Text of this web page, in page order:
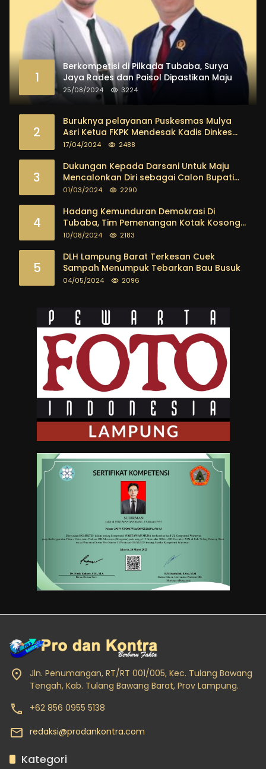
1
Berkompetisi di Pilkada Tubaba, Surya
Jaya Rades dan Paisol Dipastikan Maju
25/08/2024 3224
2
Buruknya pelayanan Puskesmas Mulya
Asri Ketua FKPK Mendesak Kadis Dinkes
Tubaba Ambil Tindakan Tegas
17/04/2024 2488
3
Dukungan Kepada Darsani Untuk Maju
Mencalonkan Diri sebagai Calon Bupati
Tubaba Terus Mengalir Baik Dari
masyarakat
01/03/2024 2290
4
Hadang Kemunduran Demokrasi Di
Tubaba, Tim Pemenangan Kotak Kosong
Segera Dibentuk
10/08/2024 2183
5
DLH Lampung Barat Terkesan Cuek
Sampah Menumpuk Tebarkan Bau Busuk
04/05/2024 2096
Jln. Penumangan, RT/RT 001/005, Kec. Tulang Bawang
Tengah, Kab. Tulang Bawang Barat, Prov Lampung.
+62 856 0955 5138
redaksi@prodankontra.com
Kategori